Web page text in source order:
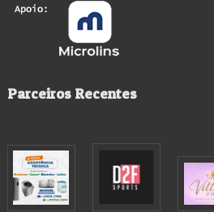
Parceiros Recentes